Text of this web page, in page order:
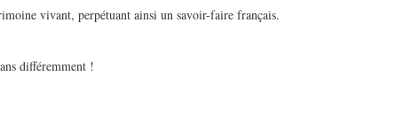
vivant, perpétuant ainsi un savoir-faire français.
différemment !